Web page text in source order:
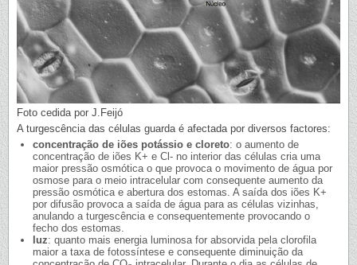
Foto cedida por J.Feijó
A turgescência das células guarda é afectada por diversos factores:
concentração de iões potássio e cloreto: o aumento de
concentração de iões K+ e Cl- no interior das células cria uma
maior pressão osmótica o que provoca o movimento de água por
osmose para o meio intracelular com consequente aumento da
pressão osmótica e abertura dos estomas. A saída dos iões K+
por difusão provoca a saída de água para as células vizinhas,
anulando a turgescência e consequentemente provocando o
fecho dos estomas.
luz: quanto mais energia luminosa for absorvida pela clorofila
maior a taxa de fotossíntese e consequente diminuição da